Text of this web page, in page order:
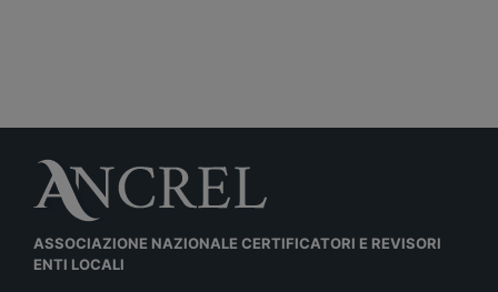
ASSOCIAZIONE NAZIONALE CERTIFICATORI E REVISORI
ENTI LOCALI